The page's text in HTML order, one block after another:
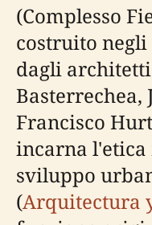
(Complesso
costruito negli
dagli
Basterrechea,
Francisco
incarna
sviluppo
(Arquitectura